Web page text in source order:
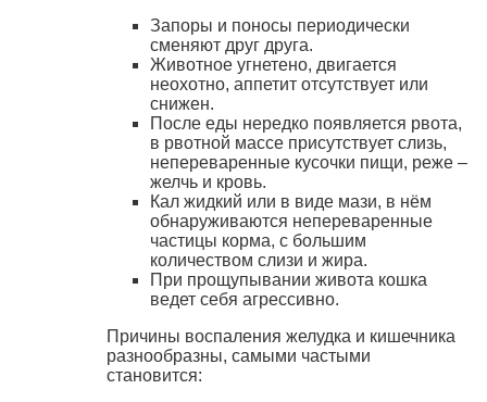
Запоры и поносы периодически
сменяют друг друга.
Животное угнетено, двигается
неохотно, аппетит отсутствует или
снижен.
После еды нередко появляется рвота,
в рвотной массе присутствует слизь,
непереваренные кусочки пищи, реже –
желчь и кровь.
Кал жидкий или в виде мази, в нём
обнаруживаются непереваренные
частицы корма, с большим
количеством слизи и жира.
При прощупывании живота кошка
ведет себя агрессивно.
Причины воспаления желудка и кишечника
разнообразны, самыми частыми
становится: